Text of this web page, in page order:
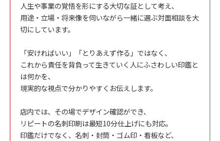
人生や事業の覚悟を形にする大切な証として考え、
用途・立場・将来像を伺いながら一緒に選ぶ対面相談を大
切にしています。
「安ければいい」「とりあえず作る」ではなく、
これから責任を背負って生きていく人にふさわしい印鑑と
は何かを、
現実的な視点で分かりやすくお伝えします。
店内では、その場でデザイン確認ができ、
リピートの名刺印刷は最短10分仕上げにも対応。
印鑑だけでなく、名刺・封筒・ゴム印・看板など、